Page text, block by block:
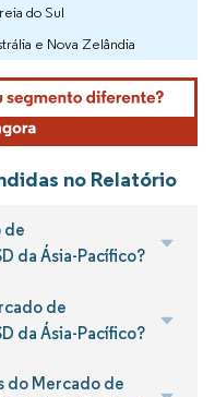
do Sul
e Nova Zelândia
no Relatório
de
da Ásia-Pacífico?
de
da Ásia-Pacífico?
do Mercado de